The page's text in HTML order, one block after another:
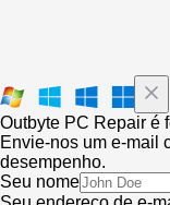
Outbyte PC Repair é
Envie-nos um e-mail
desempenho.
Seu nome